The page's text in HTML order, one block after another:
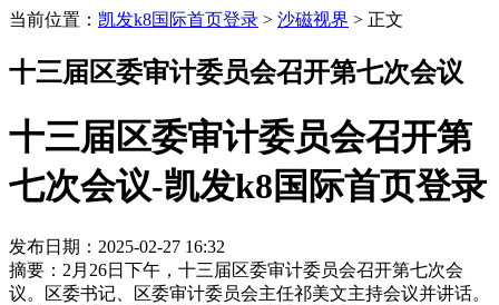
当前位置： 凯发k8国际首页登录 > 沙磁视界 > 正文
十三届区委审计委员会召开第七次会议
十三届区委审计委员会召开第
七次会议-凯发k8国际首页登录
发布日期：2025-02-27 16:32
摘要：2月26日下午，十三届区委审计委员会召开第七次会
议。区委书记、区委审计委员会主任祁美文主持会议并讲话。